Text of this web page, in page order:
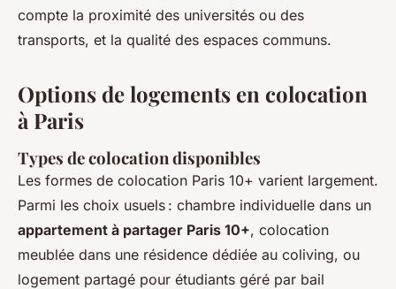
compte la proximité des universités ou des
transports, et la qualité des espaces communs.
Options de logements en colocation
à Paris
Types de colocation disponibles
Les formes de colocation Paris 10+ varient largement.
Parmi les choix usuels : chambre individuelle dans un
appartement à partager Paris 10+, colocation
meublée dans une résidence dédiée au coliving, ou
logement partagé pour étudiants géré par bail